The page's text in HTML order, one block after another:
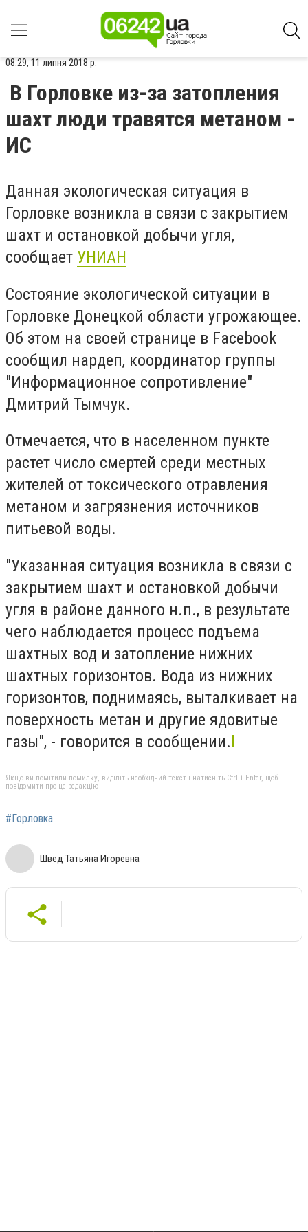
08:29, 11 липня 2018 р.
В Горловке из-за затопления
шахт люди травятся метаном -
ИС
Данная экологическая ситуация в
Горловке возникла в связи с закрытием
шахт и остановкой добычи угля,
сообщает УНИАН
Состояние экологической ситуации в
Горловке Донецкой области угрожающее.
Об этом на своей странице в Facebook
сообщил нардеп, координатор группы
"Информационное сопротивление"
Дмитрий Тымчук.
Отмечается, что в населенном пункте
растет число смертей среди местных
жителей от токсического отравления
метаном и загрязнения источников
питьевой воды.
"Указанная ситуация возникла в связи с
закрытием шахт и остановкой добычи
угля в районе данного н.п., в результате
чего наблюдается процесс подъема
шахтных вод и затопление нижних
шахтных горизонтов. Вода из нижних
горизонтов, поднимаясь, выталкивает на
поверхность метан и другие ядовитые
газы", - говорится в сообщении.l
Якщо ви помітили помилку, виділіть необхідний текст і натисніть Ctrl + Enter, щоб
повідомити про це редакцію
#Горловка
Швед Татьяна Игоревна